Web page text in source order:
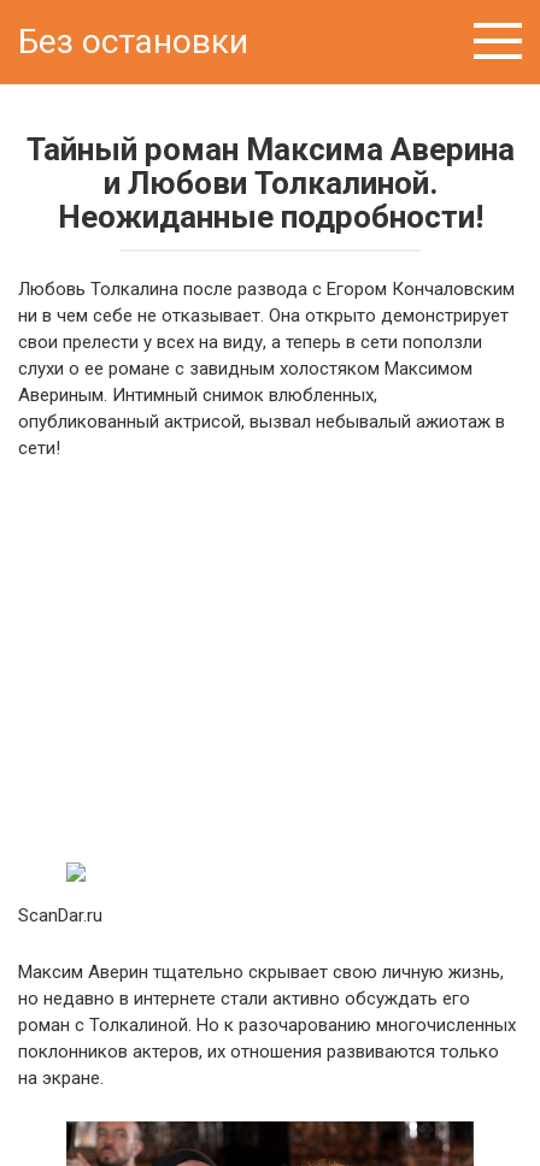
Без остановки
Тайный роман Максима Аверина
и Любови Толкалиной.
Неожиданные подробности!
Любовь Толкалина после развода с Егором Кончаловским
ни в чем себе не отказывает. Она открыто демонстрирует
свои прелести у всех на виду, а теперь в сети поползли
слухи о ее романе с завидным холостяком Максимом
Авериным. Интимный снимок влюбленных,
опубликованный актрисой, вызвал небывалый ажиотаж в
сети!
ScanDar.ru
Максим Аверин тщательно скрывает свою личную жизнь,
но недавно в интернете стали активно обсуждать его
роман с Толкалиной. Но к разочарованию многочисленных
поклонников актеров, их отношения развиваются только
на экране.